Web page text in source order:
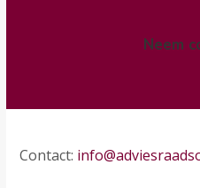
Neem
Contact: